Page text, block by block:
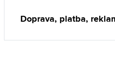
Doprava, platba,